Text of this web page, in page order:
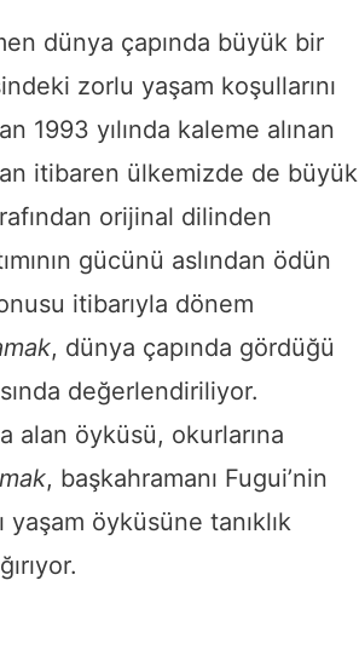
dünya çapında büyük bir
zorlu yaşam koşullarını
1993 yılında kaleme alınan
itibaren ülkemizde de büyük
orijinal dilinden
gücünü aslından ödün
itibarıyla dönem
, dünya çapında gördüğü
değerlendiriliyor.
alan öyküsü, okurlarına
, başkahramanı Fugui’nin
yaşam öyküsüne tanıklık